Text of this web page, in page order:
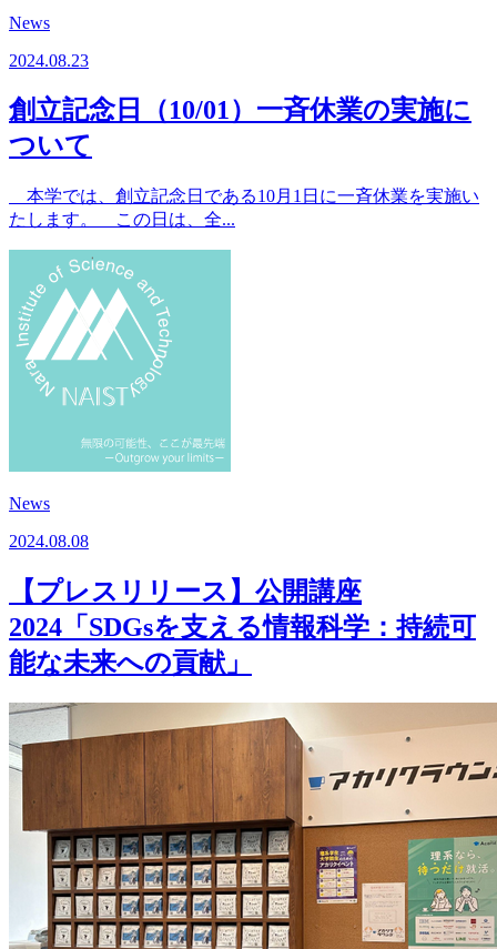
News
2024.08.23
創立記念日（10/01）一斉休業の実施に
ついて
本学では、創立記念日である10月1日に一斉休業を実施い
たします。 この日は、全...
News
2024.08.08
【プレスリリース】公開講座
2024「SDGsを支える情報科学：持続可
能な未来への貢献」